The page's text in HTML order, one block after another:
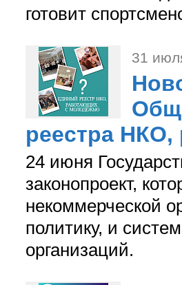
готовит
31
реестра
24 июня
законопроект,
некоммерческой
политику, и
организаций.